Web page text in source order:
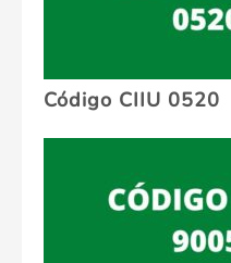
Código CIIU 0520